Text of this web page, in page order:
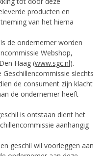
producten en
van het hierna
de ondernemer worden
Webshop,
Haag (www.sgc.nl).
slechts
de consument zijn klacht
de ondernemer heeft
is ontstaan dient het
aanhangig
geschil wil voorleggen aan